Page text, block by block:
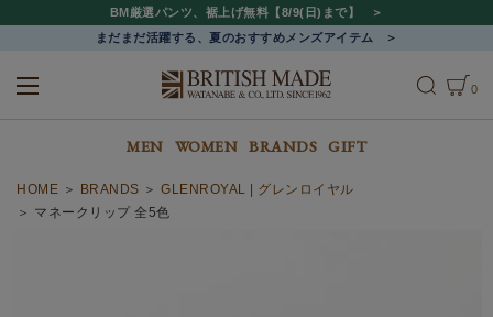
BM厳選パンツ、裾上げ無料【8/9(日)まで】
まだまだ活躍する、夏のおすすめメンズアイテム
0
MEN WOMEN BRANDS GIFT
HOME BRANDS
GLENROYAL | グレンロイヤル
マネークリップ 全5色